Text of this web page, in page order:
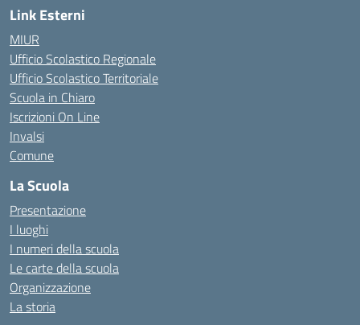
Link Esterni
MIUR
Ufficio Scolastico Regionale
Ufficio Scolastico Territoriale
Scuola in Chiaro
Iscrizioni On Line
Invalsi
Comune
La Scuola
Presentazione
I luoghi
I numeri della scuola
Le carte della scuola
Organizzazione
La storia